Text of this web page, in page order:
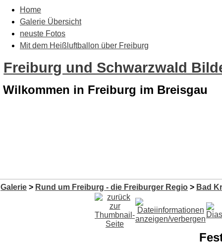
Home
Galerie Übersicht
neuste Fotos
Mit dem Heißluftballon über Freiburg
Freiburg und Schwarzwald
Wilkommen in Freiburg im Breisgau
Galerie > Rund um Freiburg - die Freiburger Regio > Bad